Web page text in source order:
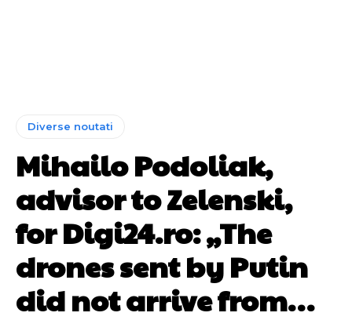
Diverse noutati
Mihailo Podoliak,
advisor to Zelenski,
for Digi24.ro: „The
drones sent by Putin
did not arrive from…